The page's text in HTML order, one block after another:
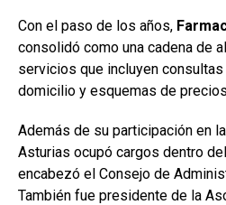
Con el paso de los años,
consolidó como una cadena de
servicios que incluyen
domicilio y esquemas de
Además de su participación en
Asturias ocupó cargos dentro
encabezó el Consejo de
También fue presidente de la